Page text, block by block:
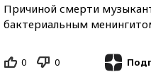
Причиной смерти
бактериальным
0 0